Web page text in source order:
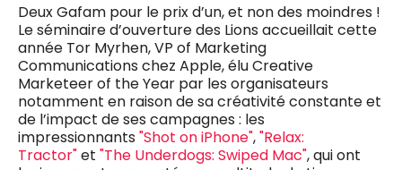
Deux Gafam pour le prix d’un, et non des moindres !
Le séminaire d’ouverture des Lions accueillait cette
année Tor Myrhen, VP of Marketing
Communications chez Apple, élu Creative
Marketeer of the Year par les organisateurs
notamment en raison de sa créativité constante et
de l’impact de ses campagnes : les
impressionnants "Shot on iPhone","Relax:
Tractor"et "The Underdogs: Swiped Mac", qui ont